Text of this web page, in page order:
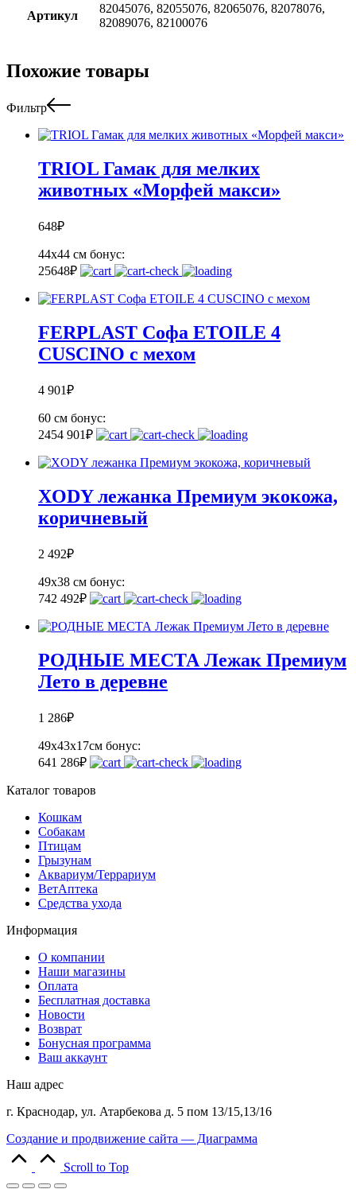
Артикул
82045076, 82055076, 82065076, 82078076,
82089076, 82100076
Похожие товары
Фильтр
TRIOL Гамак для мелких
животных «Морфей макси»
648₽
44х44 см бонус:
25648₽
FERPLAST Софа ETOILE 4
CUSCINO с мехом
4 901₽
60 см бонус:
2454 901₽
XODY лежанка Премиум экокожа,
коричневый
2 492₽
49x38 см бонус:
742 492₽
РОДНЫЕ МЕСТА Лежак Премиум
Лето в деревне
1 286₽
49х43х17см бонус:
641 286₽
Каталог товаров
Кошкам
Собакам
Птицам
Грызунам
Аквариум/Террариум
ВетАптека
Средства ухода
Информация
О компании
Наши магазины
Оплата
Бесплатная доставка
Новости
Возврат
Бонусная программа
Ваш аккаунт
Наш адрес
г. Краснодар, ул. Атарбекова д. 5 пом 13/15,13/16
Создание и продвижение сайта — Диаграмма
Scroll to Top